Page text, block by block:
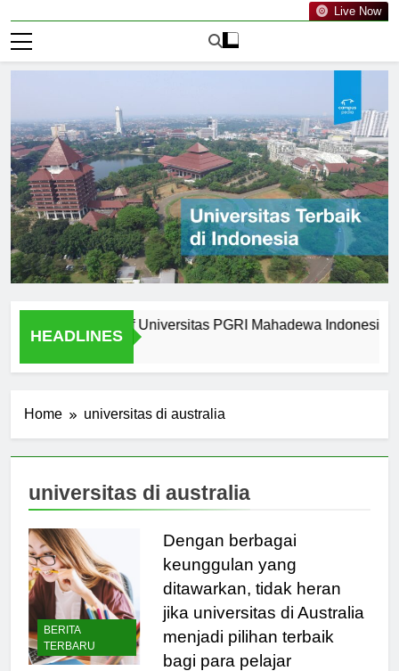
Live Now
HEADLINES
Graduates of Universitas PGRI Mahadewa Indonesia
Home universitas di australia
universitas di australia
BERITA
TERBARU
Dengan berbagai
keunggulan yang
ditawarkan, tidak heran
jika universitas di Australia
menjadi pilihan terbaik
bagi para pelajar